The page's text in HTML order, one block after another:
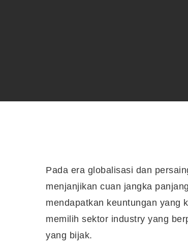
Pada era globalisasi dan
menjanjikan cuan jangka
mendapatkan keuntungan yang
memilih sektor industry yang
yang bijak.